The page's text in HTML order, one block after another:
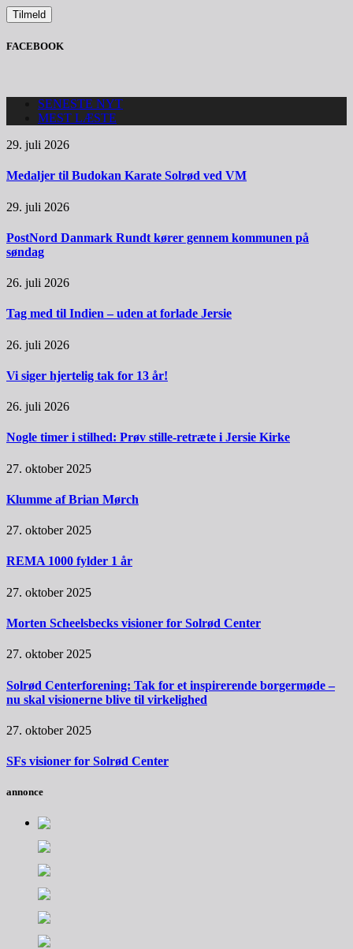
FACEBOOK
SENESTE NYT
MEST LÆSTE
29. juli 2026
Medaljer til Budokan Karate Solrød ved VM
29. juli 2026
PostNord Danmark Rundt kører gennem kommunen på
søndag
26. juli 2026
Tag med til Indien – uden at forlade Jersie
26. juli 2026
Vi siger hjertelig tak for 13 år!
26. juli 2026
Nogle timer i stilhed: Prøv stille-retræte i Jersie Kirke
27. oktober 2025
Klumme af Brian Mørch
27. oktober 2025
REMA 1000 fylder 1 år
27. oktober 2025
Morten Scheelsbecks visioner for Solrød Center
27. oktober 2025
Solrød Centerforening: Tak for et inspirerende borgermøde –
nu skal visionerne blive til virkelighed
27. oktober 2025
SFs visioner for Solrød Center
annonce